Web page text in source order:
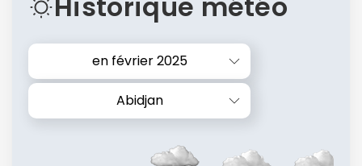
en février 2025
Abidjan